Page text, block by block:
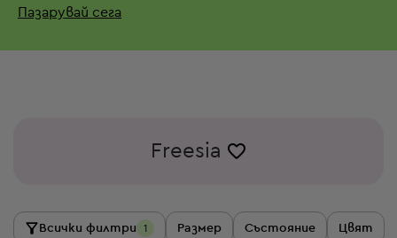
Пазарувай сега
Freesia
Всички филтри 1 Размер Състояние Цвят